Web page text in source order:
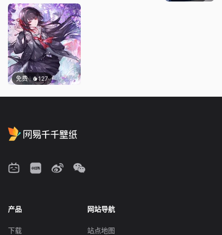
免费 127
产品
下载
网站导航
站点地图